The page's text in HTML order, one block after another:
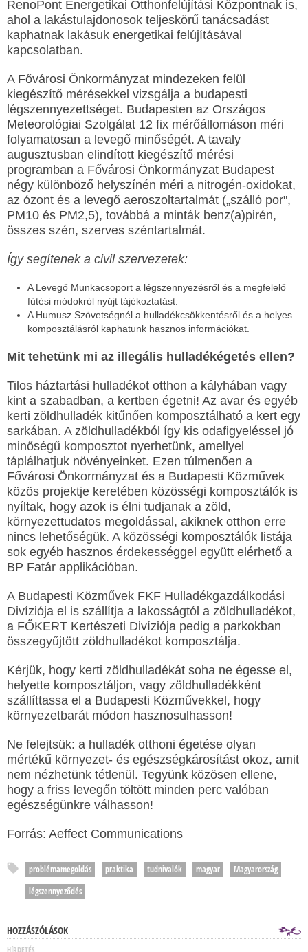
RenoPont Energetikai Otthonfelújítási Központnak is,
ahol a lakástulajdonosok teljeskörű tanácsadást
kaphatnak lakásuk energetikai felújításával
kapcsolatban.
A Fővárosi Önkormányzat mindezeken felül
kiegészítő mérésekkel vizsgálja a budapesti
légszennyezettséget. Budapesten az Országos
Meteorológiai Szolgálat 12 fix mérőállomáson méri
folyamatosan a levegő minőségét. A tavaly
augusztusban elindított kiegészítő mérési
programban a Fővárosi Önkormányzat Budapest
négy különböző helyszínén méri a nitrogén-oxidokat,
az ózont és a levegő aeroszoltartalmát („szálló por",
PM10 és PM2,5), továbbá a minták benz(a)pirén,
összes szén, szerves széntartalmát.
Így segítenek a civil szervezetek:
A Levegő Munkacsoport a légszennyezésről és a megfelelő
fűtési módokról nyújt tájékoztatást.
A Humusz Szövetségnél a hulladékcsökkentésről és a helyes
komposztálásról kaphatunk hasznos információkat.
Mit tehetünk mi az illegális hulladékégetés ellen?
Tilos háztartási hulladékot otthon a kályhában vagy
kint a szabadban, a kertben égetni! Az avar és egyéb
kerti zöldhulladék kitűnően komposztálható a kert egy
sarkában. A zöldhulladékból így kis odafigyeléssel jó
minőségű komposztot nyerhetünk, amellyel
táplálhatjuk növényeinket. Ezen túlmenően a
Fővárosi Önkormányzat és a Budapesti Közművek
közös projektje keretében közösségi komposztálók is
nyíltak, hogy azok is élni tudjanak a zöld,
környezettudatos megoldással, akiknek otthon erre
nincs lehetőségük. A közösségi komposztálók listája
sok egyéb hasznos érdekességgel együtt elérhető a
BP Fatár applikációban.
A Budapesti Közművek FKF Hulladékgazdálkodási
Divíziója el is szállítja a lakosságtól a zöldhulladékot,
a FŐKERT Kertészeti Divíziója pedig a parkokban
összegyűjtött zöldhulladékot komposztálja.
Kérjük, hogy kerti zöldhulladékát soha ne égesse el,
helyette komposztáljon, vagy zöldhulladékként
szállíttassa el a Budapesti Közművekkel, hogy
környezetbarát módon hasznosulhasson!
Ne felejtsük: a hulladék otthoni égetése olyan
mértékű környezet- és egészségkárosítást okoz, amit
nem nézhetünk tétlenül. Tegyünk közösen ellene,
hogy a friss levegőn töltött minden perc valóban
egészségünkre válhasson!
Forrás: Aeffect Communications
problémamegoldás praktika tudnivalók magyar
Magyarország
légszennyeződés
HOZZÁSZÓLÁSOK
HÍRDETÉS